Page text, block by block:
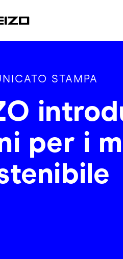
STAMPA
per i